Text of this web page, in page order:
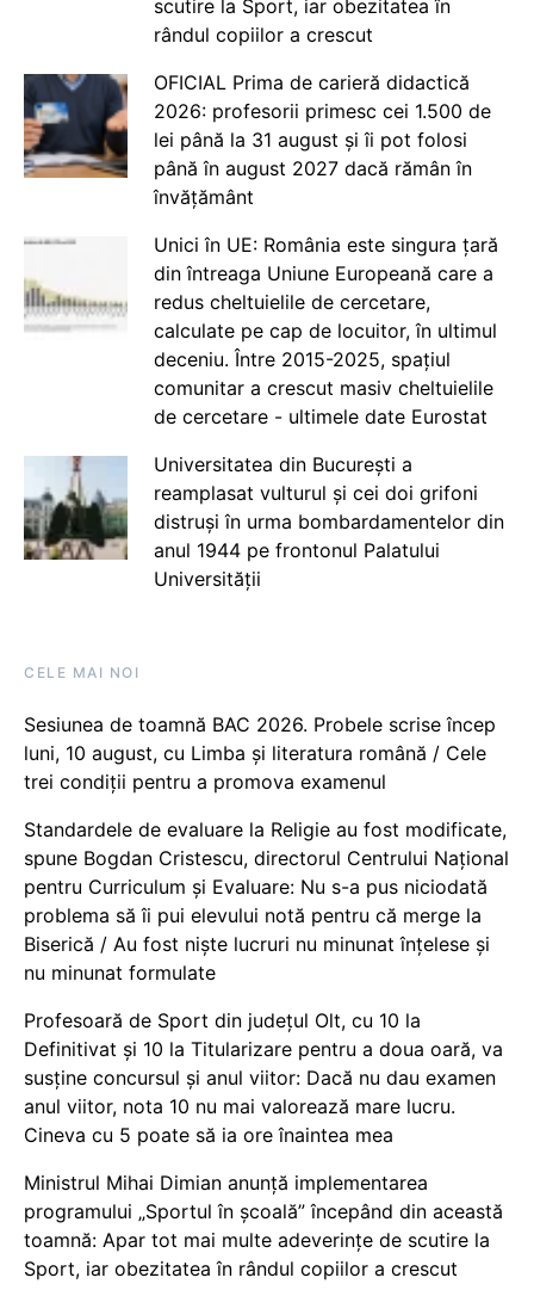
scutire la Sport, iar obezitatea în
rândul copiilor a crescut
OFICIAL Prima de carieră didactică
2026: profesorii primesc cei 1.500 de
lei până la 31 august și îi pot folosi
până în august 2027 dacă rămân în
învățământ
Unici în UE: România este singura țară
din întreaga Uniune Europeană care a
redus cheltuielile de cercetare,
calculate pe cap de locuitor, în ultimul
deceniu. Între 2015-2025, spațiul
comunitar a crescut masiv cheltuielile
de cercetare - ultimele date Eurostat
Universitatea din București a
reamplasat vulturul și cei doi grifoni
distruși în urma bombardamentelor din
anul 1944 pe frontonul Palatului
Universității
CELE MAI NOI
Sesiunea de toamnă BAC 2026. Probele scrise încep
luni, 10 august, cu Limba și literatura română / Cele
trei condiții pentru a promova examenul
Standardele de evaluare la Religie au fost modificate,
spune Bogdan Cristescu, directorul Centrului Național
pentru Curriculum și Evaluare: Nu s-a pus niciodată
problema să îi pui elevului notă pentru că merge la
Biserică / Au fost niște lucruri nu minunat înțelese și
nu minunat formulate
Profesoară de Sport din județul Olt, cu 10 la
Definitivat și 10 la Titularizare pentru a doua oară, va
susține concursul și anul viitor: Dacă nu dau examen
anul viitor, nota 10 nu mai valorează mare lucru.
Cineva cu 5 poate să ia ore înaintea mea
Ministrul Mihai Dimian anunță implementarea
programului „Sportul în școală” începând din această
toamnă: Apar tot mai multe adeverințe de scutire la
Sport, iar obezitatea în rândul copiilor a crescut